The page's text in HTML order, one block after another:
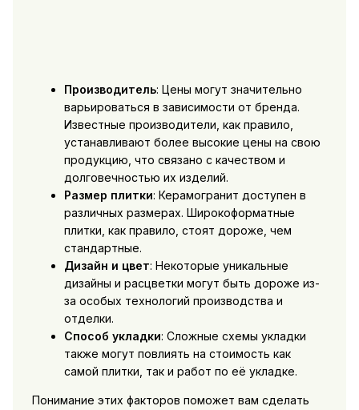
Производитель: Цены могут значительно
варьироваться в зависимости от бренда.
Известные производители, как правило,
устанавливают более высокие цены на свою
продукцию, что связано с качеством и
долговечностью их изделий.
Размер плитки: Керамогранит доступен в
различных размерах. Широкоформатные
плитки, как правило, стоят дороже, чем
стандартные.
Дизайн и цвет: Некоторые уникальные
дизайны и расцветки могут быть дороже из-
за особых технологий производства и
отделки.
Способ укладки: Сложные схемы укладки
также могут повлиять на стоимость как
самой плитки, так и работ по её укладке.
Понимание этих факторов поможет вам сделать